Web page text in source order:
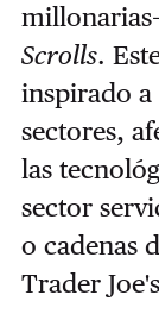
Scrolls.
inspirado
sectores,
las
sector
o cadenas
Trader